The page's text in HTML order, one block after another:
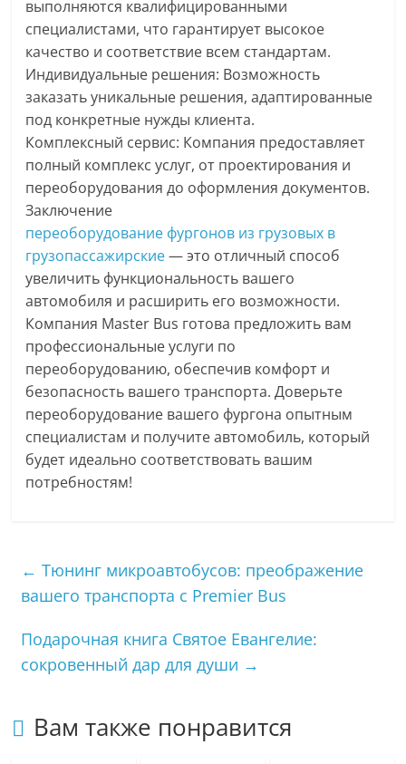
выполняются квалифицированными
специалистами, что гарантирует высокое
качество и соответствие всем стандартам.
Индивидуальные решения: Возможность
заказать уникальные решения, адаптированные
под конкретные нужды клиента.
Комплексный сервис: Компания предоставляет
полный комплекс услуг, от проектирования и
переоборудования до оформления документов.
Заключение
переоборудование фургонов из грузовых в
грузопассажирские— это отличный способ
увеличить функциональность вашего
автомобиля и расширить его возможности.
Компания Master Bus готова предложить вам
профессиональные услуги по
переоборудованию, обеспечив комфорт и
безопасность вашего транспорта. Доверьте
переоборудование вашего фургона опытным
специалистам и получите автомобиль, который
будет идеально соответствовать вашим
потребностям!
← Тюнинг микроавтобусов: преображение
вашего транспорта с Premier Bus
Подарочная книга Святое Евангелие:
сокровенный дар для души →
Вам также понравится